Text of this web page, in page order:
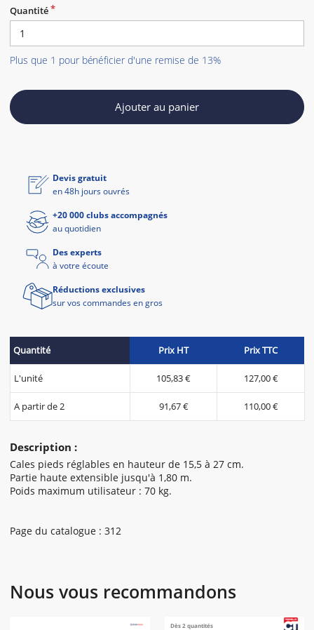
Quantité
Plus que 1 pour bénéficier d'une remise de 13%
Ajouter au panier
Description :
Cales pieds réglables en hauteur de 15,5 à 27 cm.
Partie haute extensible jusqu'à 1,80 m.
Poids maximum utilisateur : 70 kg.
Page du catalogue : 312
Devis gratuit
en 48h jours ouvrés
+20 000 clubs accompagnés
au quotidien
Des experts
à votre écoute
Réductions exclusives
sur vos commandes en gros
Quantité Prix HT Prix TTC
L'unité 105,83 € 127,00 €
A partir de 2 91,67 € 110,00 €
Nous vous recommandons
Dès 2 quantités